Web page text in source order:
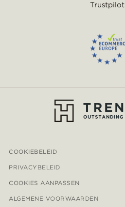
Trustpilot
COOKIEBELEID
PRIVACYBELEID
COOKIES AANPASSEN
ALGEMENE VOORWAARDEN